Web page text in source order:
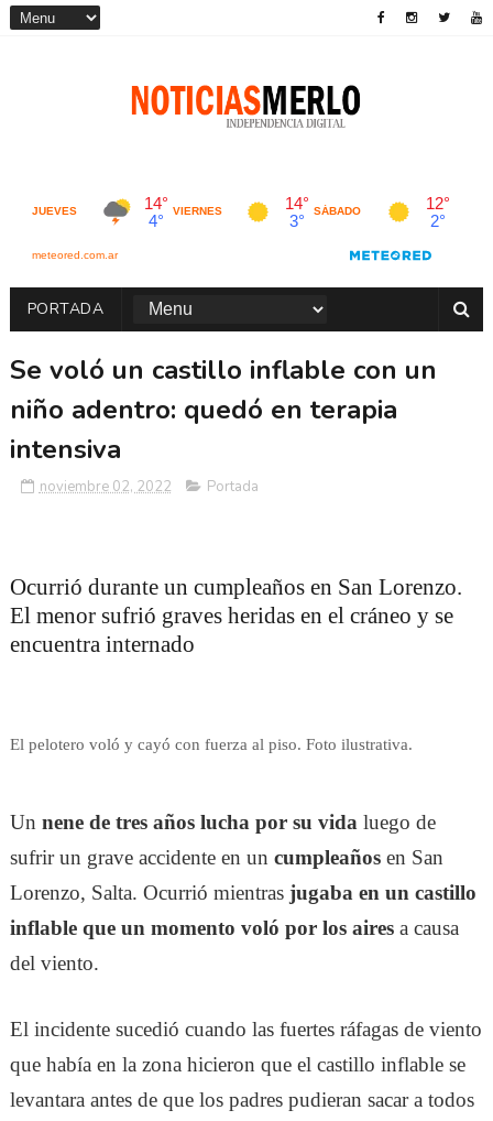
PORTADA
Se voló un castillo inflable con un
niño adentro: quedó en terapia
intensiva
noviembre 02, 2022 Portada
Ocurrió durante un cumpleaños en San Lorenzo.
El menor sufrió graves heridas en el cráneo y se
encuentra internado
El pelotero voló y cayó con fuerza al piso. Foto ilustrativa.
Un nene de tres años lucha por su vida luego de
sufrir un grave accidente en un cumpleaños en San
Lorenzo, Salta. Ocurrió mientrasjugaba en un castillo
inflable que un momento voló por los aires a causa
del viento.
El incidente sucedió cuando las fuertes ráfagas de viento
que había en la zona hicieron que el castillo inflable se
levantara antes de que los padres pudieran sacar a todos